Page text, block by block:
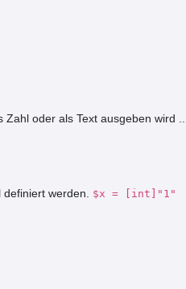
oder als Text ausgeben wird ...
werden. $x = [int]"1"